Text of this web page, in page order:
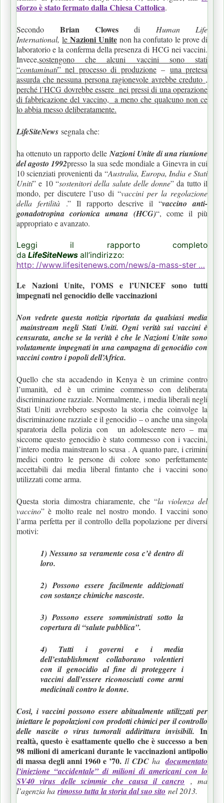
sforzo è stato fermato dalla Chiesa Cattolica.
Secondo Brian Clowesdi Human Life
International, leNazioni Unitenon ha confutato le prove di
laboratorio e la conferma della presenza di HCG nei vaccini.
Invece,sostengono che alcuni vaccini sono stati
“contaminati” nel processo di produzione– una pretesa
assurda che nessuna persona ragionevole avrebbe creduto ,
perché l’HCG dovrebbe essere nei pressi di una operazione
di fabbricazione del vaccino, a meno che qualcuno non ce
lo abbia messo deliberatamente.
LifeSiteNews segnala che:
ha ottenuto un rapporto delle Nazioni Unite di una riunione
del agosto 1992presso la sua sede mondiale a Ginevra in cui
10 scienziati provenienti da “Australia, Europa, India e Stati
Uniti” e 10 “sostenitori della salute delle donne” da tutto il
mondo, per discutere l’uso di “vaccini per la regolazione
della fertilità.” Il rapporto descrive il “vaccino anti-
gonadotropina corionica umana (HCG)“, come il più
appropriato e avanzato.
Leggi il rapporto completo
da LifeSiteNews all’indirizzo:
http: //www.lifesitenews.com/news/a-mass-ster …
Le Nazioni Unite, l’OMS e l’UNICEF sono tutti
impegnati nel genocidio delle vaccinazioni
Non vedrete questa notizia riportata da qualsiasi media
mainstream negli Stati Uniti. Ogni verità sui vaccini è
censurata, anche se la verità è che le Nazioni Unite sono
volutamente impegnati in una campagna di genocidio con
vaccini contro i popoli dell’Africa.
Quello che sta accadendo in Kenya è un crimine contro
l’umanità, ed è un crimine commesso con deliberata
discriminazione razziale. Normalmente, i media liberali negli
Stati Uniti avrebbero sesposto la storia che coinvolge la
discriminazione razziale e il genocidio – o anche una singola
sparatoria della polizia con un adolescente nero – ma
siccome questo genocidio è stato commesso con i vaccini,
l’intero media mainstream lo scusa . A quanto pare, i crimini
medici contro le persone di colore sono perfettamente
accettabili dai media liberal fintanto che i vaccini sono
utilizzati come arma.
Questa storia dimostra chiaramente, che “la violenza del
vaccino” è molto reale nel nostro mondo. I vaccini sono
l’arma perfetta per il controllo della popolazione per diversi
motivi:
1) Nessuno sa veramente cosa c’è dentro di
loro.
2) Possono essere facilmente addizionati
con sostanze chimiche nascoste.
3) Possono essere somministrati sotto la
copertura di “salute pubblica”.
4) Tutti i governi e i media
dell’establishment collaborano volentieri
con il genocidio al fine di proteggere i
vaccini dall’essere riconosciuti come armi
medicinali contro le donne.
Così, i vaccini possono essere abitualmente utilizzati per
iniettare le popolazioni con prodotti chimici per il controllo
delle nascite o virus tumorali addirittura invisibili. In
realtà, questo è esattamente quello che è successo a ben
98 milioni di americani durante le vaccinazioni antipolio
di massa degli anni 1960 e ’70. Il CDC hadocumentato
l’iniezione “accidentale” di milioni di americani con lo
SV40 virus delle scimmie che causa il cancro , ma
l’agenzia ha rimosso tutta la storia dal suo sito nel 2013.